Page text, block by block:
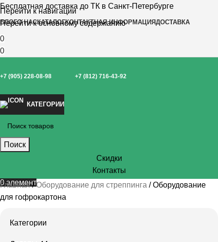
Перейти к навигации
Перейти к основному содержанию
Бесплатная доставка до ТК в Санкт-Петербурге
БЛОГО НАСКАТАЛОГКОНТАКТНАЯ ИНФОРМАЦИЯДОСТАВКА
0
0
+7 (905) 228-08-98 +7 (812) 716-43-92
КАТЕГОРИИ
Поиск
Скидки
Контакты
0элемент
Главная Оборудование для стреппинга
Оборудование
для гофрокартона
Категории